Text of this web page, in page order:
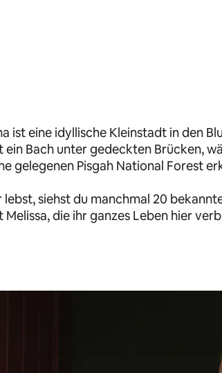
ist eine idyllische Kleinstadt in den
Bach unter gedeckten Brücken,
gelegenen Pisgah National Forest
lebst, siehst du manchmal 20
Melissa, die ihr ganzes Leben hier